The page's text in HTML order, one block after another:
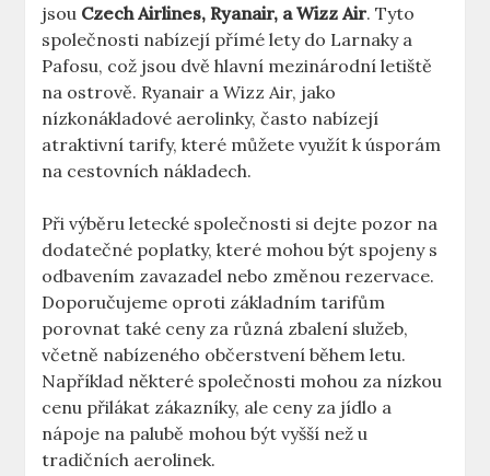
jsou Czech Airlines, Ryanair, a Wizz Air. Tyto
společnosti nabízejí přímé lety do Larnaky a
Pafosu, což jsou dvě hlavní mezinárodní letiště
na ostrově. Ryanair a Wizz Air, jako
nízkonákladové aerolinky, často nabízejí
atraktivní tarify, které můžete využít k úsporám
na cestovních nákladech.
Při výběru letecké společnosti si dejte pozor na
dodatečné poplatky, které mohou být spojeny s
odbavením zavazadel nebo změnou rezervace.
Doporučujeme oproti základním tarifům
porovnat také ceny za různá zbalení služeb,
včetně nabízeného občerstvení během letu.
Například některé společnosti mohou za nízkou
cenu přilákat zákazníky, ale ceny za jídlo a
nápoje na palubě mohou být vyšší než u
tradičních aerolinek.